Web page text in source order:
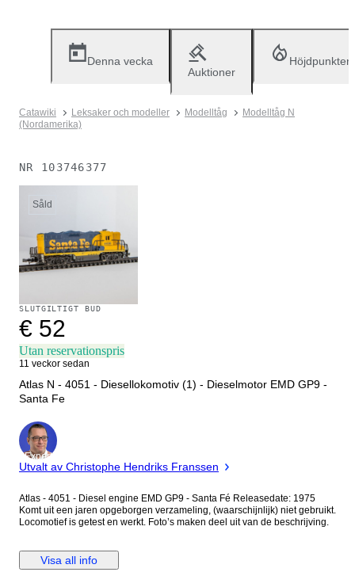
Denna vecka
Auktioner
Höjdpunkter
Catawiki Leksaker och modeller Modelltåg
Modelltåg N
(Nordamerika)
NR 103746377
Såld
SLUTGILTIGT BUD
€ 52
Utan reservationspris
11 veckor sedan
Atlas N - 4051 - Diesellokomotiv (1) - Dieselmotor EMD GP9 -
Santa Fe
Expert
Utvalt av Christophe Hendriks Franssen
Atlas - 4051 - Diesel engine EMD GP9 - Santa Fé Releasedate: 1975
Komt uit een jaren opgeborgen verzameling, (waarschijnlijk) niet gebruikt.
Locomotief is getest en werkt. Foto’s maken deel uit van de beschrijving.
Visa all info